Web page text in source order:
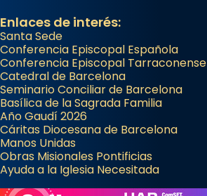
Enlaces de interés:
Santa Sede
Conferencia Episcopal Española
Conferencia Episcopal Tarraconense
Catedral de Barcelona
Seminario Conciliar de Barcelona
Basílica de la Sagrada Familia
Año Gaudí 2026
Cáritas Diocesana de Barcelona
Manos Unidas
Obras Misionales Pontificias
Ayuda a la Iglesia Necesitada